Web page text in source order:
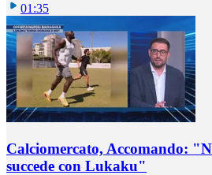
01:35
Calciomercato, Accomando:
succede con Lukaku"